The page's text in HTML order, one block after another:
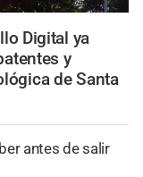
Digital ya
y
de Santa
antes de salir